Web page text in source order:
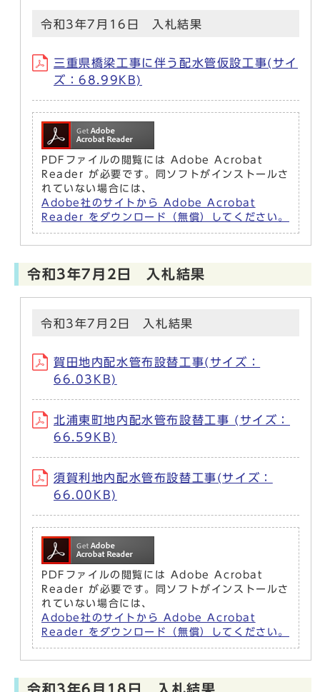
令和3年7月16日 入札結果
三重県橋梁工事に伴う配水管仮設工事(サイ
ズ：68.99KB)
PDFファイルの閲覧には Adobe Acrobat
Reader が必要です。同ソフトがインストールさ
れていない場合には、
Adobe社のサイトから Adobe Acrobat
Reader をダウンロード（無償）してください。
令和3年7月2日 入札結果
令和3年7月2日 入札結果
賀田地内配水管布設替工事(サイズ：
66.03KB)
北浦東町地内配水管布設替工事 (サイズ：
66.59KB)
須賀利地内配水管布設替工事(サイズ：
66.00KB)
PDFファイルの閲覧には Adobe Acrobat
Reader が必要です。同ソフトがインストールさ
れていない場合には、
Adobe社のサイトから Adobe Acrobat
Reader をダウンロード（無償）してください。
令和3年6月18日 入札結果